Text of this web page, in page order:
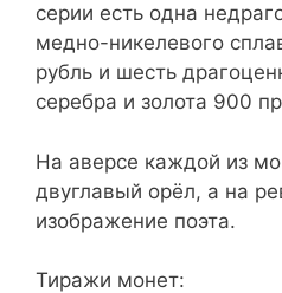
серии есть одна
медно-никелевого
рубль и шесть
серебра и золота 900
На аверсе каждой из
двуглавый орёл, а на
изображение поэта.
Тиражи монет: